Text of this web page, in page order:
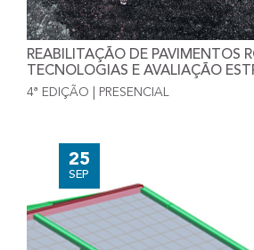
REABILITAÇÃO DE PAVIMENTOS
TECNOLOGIAS E AVALIAÇÃO
4ª EDIÇÃO | PRESENCIAL
25
SEP